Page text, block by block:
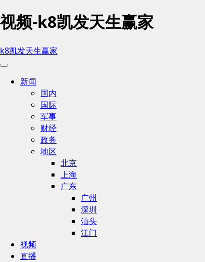
视频-k8凯发天生赢家
k8凯发天生赢家
新闻
国内
国际
军事
财经
政务
地区
北京
上海
广东
广州
深圳
汕头
江门
视频
直播